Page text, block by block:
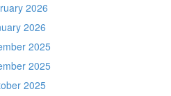
2026
2026
2025
2025
2025